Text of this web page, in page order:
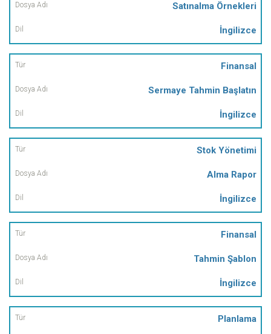
Satınalma Örnekleri
İngilizce
Finansal
Sermaye Tahmin Başlatın
İngilizce
Stok Yönetimi
Alma Rapor
İngilizce
Finansal
Tahmin Şablon
İngilizce
Planlama